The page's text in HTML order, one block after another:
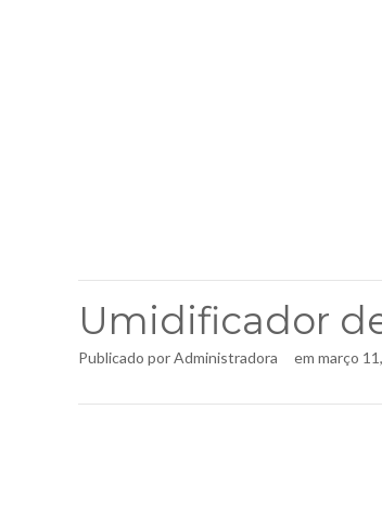
Umidificador
Publicado porAdministradora em março